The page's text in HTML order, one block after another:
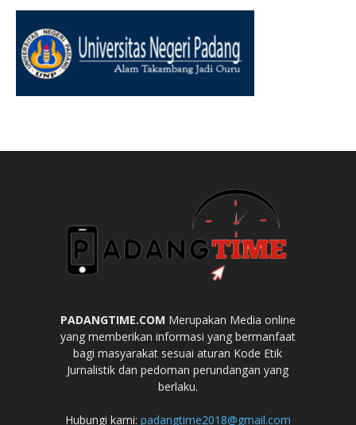
PADANGTIME.COM Merupakan Media online
yang memberikan informasi yang bermanfaat
bagi masyarakat sesuai aturan Kode Etik
Jurnalistik dan pedoman perundangan yang
berlaku.
Hubungi kami: padangtime2018@gmail.com